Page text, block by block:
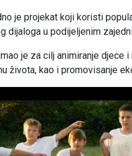
je projekat koji koristi
dijaloga u podijeljenim
je za cilj animiranje
života, kao i promovisanje